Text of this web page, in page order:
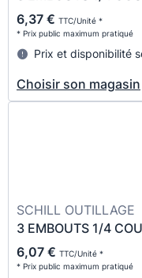
6,37 € TTC/Unité *
* Prix public maximum pratiqué
Prix et disponibilité
Choisir son magasin
SCHILL OUTILLAGE
3 EMBOUTS 1/4
6,07 € TTC/Unité *
* Prix public maximum pratiqué